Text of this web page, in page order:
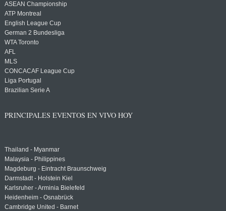
ASEAN Championship
ATP Montreal
English League Cup
German 2 Bundesliga
WTA Toronto
AFL
MLS
CONCACAF League Cup
Liga Portugal
Brazilian Serie A
PRINCIPALES EVENTOS EN VIVO HOY
Thailand - Myanmar
Malaysia - Philippines
Magdeburg - Eintracht Braunschweig
Darmstadt - Holstein Kiel
Karlsruher - Arminia Bielefeld
Heidenheim - Osnabrück
Cambridge United - Barnet